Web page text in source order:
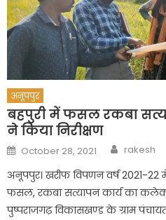
अनूपपुर
बहपुरी में फसल रकबा
ने किया निरीक्षण
Posted
on
October 28, 2021 Author
rakesh
अनूपपुर। खरीफ विपणन वर्ष 2021-
फसल, रकबा सत्यापन कार्य का
पुष्पराजगढ़ विकासखण्ड के ग्राम